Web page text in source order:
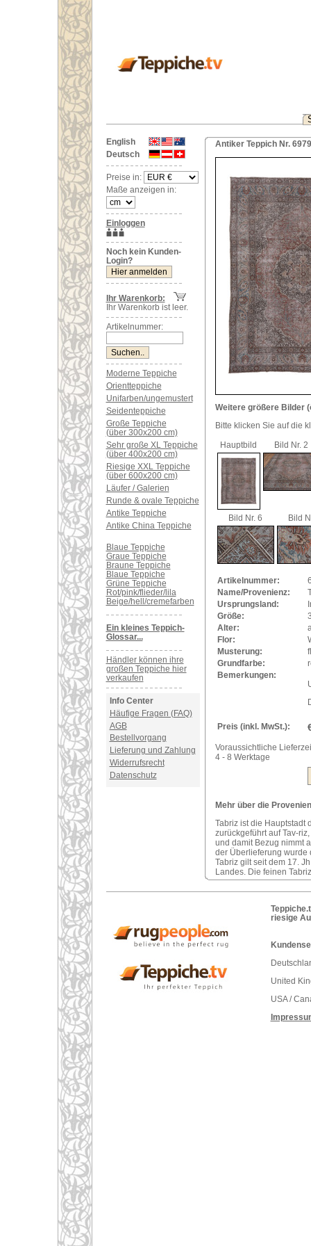
English
Deutsch
Preise in:
Maße anzeigen in:
Einloggen
Noch kein Kunden-
Login?
Ihr Warenkorb:
Ihr Warenkorb ist leer.
Artikelnummer:
Moderne Teppiche
Orientteppiche
Unifarben/ungemustert
Seidenteppiche
Große Teppiche
(über 300x200 cm)
Sehr große XL Teppiche
(über 400x200 cm)
Riesige XXL Teppiche
(über 600x200 cm)
Läufer / Galerien
Runde & ovale Teppiche
Antike Teppiche
Antike China Teppiche
Blaue Teppiche
Graue Teppiche
Braune Teppiche
Blaue Teppiche
Grüne Teppiche
Rot/pink/flieder/lila
Beige/hell/cremefarben
Ein kleines Teppich-
Glossar...
Händler können ihre
großen Teppiche hier
verkaufen
Info Center
Häufige Fragen (FAQ)
AGB
Bestellvorgang
Lieferung und Zahlung
Widerrufsrecht
Datenschutz
Antiker Teppich Nr.
Weitere größere Bilder
Bitte klicken Sie auf die
Hauptbild
Bild Nr. 2
Bild Nr. 6 Bild
Artikelnummer:
Name/Provenienz:
Ursprungsland:
Größe:
Alter:
Flor:
Musterung:
Grundfarbe:
Bemerkungen:
Preis (inkl. MwSt.):
Voraussichtliche
4 - 8 Werktage
Mehr über die
Tabriz ist die Hauptstadt
zurückgeführt auf Tav-
und damit Bezug nimmt
der Überlieferung wurde
Tabriz gilt seit dem 17.
Landes. Die feinen
riesige
United
USA /